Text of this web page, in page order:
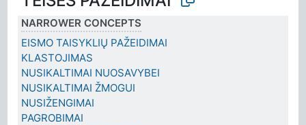
NARROWER CONCEPTS
EISMO TAISYKLIŲ PAŽEIDIMAI
KLASTOJIMAS
NUSIKALTIMAI NUOSAVYBEI
NUSIKALTIMAI ŽMOGUI
NUSIŽENGIMAI
PAGROBIMAI